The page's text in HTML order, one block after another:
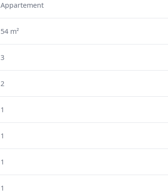
Appartement
54 m²
3
2
1
1
1
1